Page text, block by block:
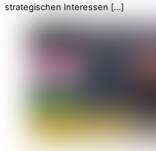
strategischen Interessen […]